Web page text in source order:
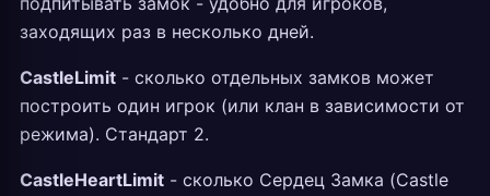
заходящих раз в несколько дней.
CastleLimit - сколько отдельных замков может
построить один игрок (или клан в зависимости от
режима). Стандарт 2.
CastleHeartLimit - сколько Сердец Замка (Castle